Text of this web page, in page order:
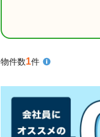
物件数1件